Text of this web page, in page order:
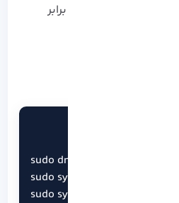
ترکیب firewalld با fail2ban برای محافظت در برابر
sudo dnf install -y httpd
sudo systemctl start httpd
sudo systemctl enable httpd